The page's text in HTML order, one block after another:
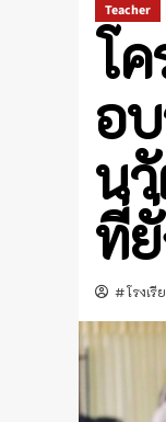
Teacher
โ
อ
น
ที่
#โรงเรี